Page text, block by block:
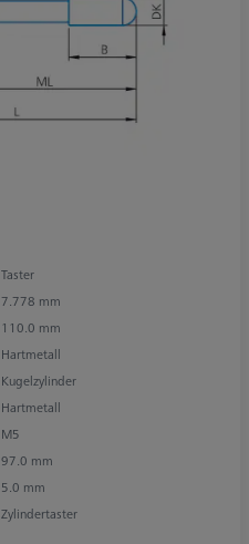
Taster
7.778 mm
110.0 mm
Hartmetall
Kugelzylinder
Hartmetall
M5
97.0 mm
5.0 mm
Zylindertaster